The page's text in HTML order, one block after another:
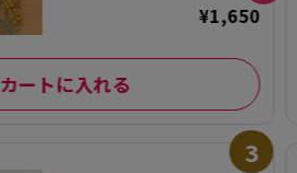
¥1,650
カートに入れる
3